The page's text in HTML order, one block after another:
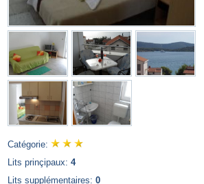
Catégorie:
Lits prinçipaux: 4
Lits supplémentaires: 0